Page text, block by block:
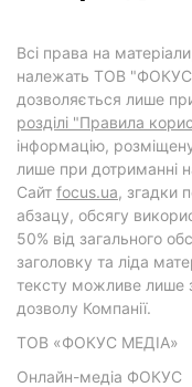
Всі права на
належать ТОВ "ФОКУС
дозволяється лише
розділі "Правила
інформацію,
лише при дотриманні
Cайт focus.ua, згадки
абзацу, обсягу
50% від загального
заголовку та ліда
тексту можливе лише
дозволу Компанії.
ТОВ «ФОКУС МЕДІА»
Онлайн-медіа ФОКУС